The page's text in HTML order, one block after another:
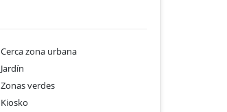
Cerca zona urbana
Jardín
Zonas verdes
Kiosko